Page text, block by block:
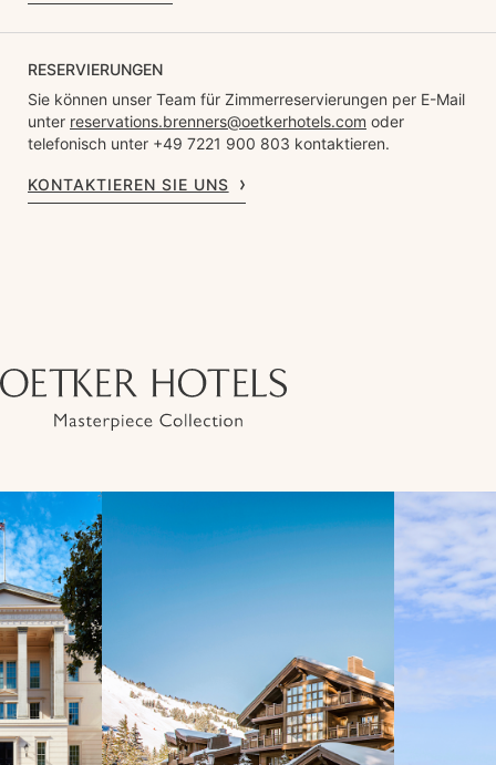
RESERVIERUNGEN
Sie können unser Team für Zimmerreservierungen per E-Mail
unter reservations.brenners@oetkerhotels.com oder
telefonisch unter +49 7221 900 803 kontaktieren.
KONTAKTIEREN SIE UNS